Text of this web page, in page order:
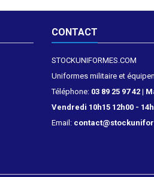
CONTACT
STOCKUNIFORMES.COM
Uniformes militaire et
Téléphone: 03 89 25 97 42 |
Vendredi 10h15 12h00 -
Email: